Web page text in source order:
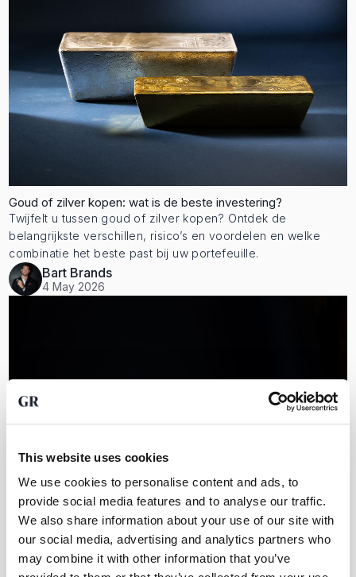
This website uses cookies
We use cookies to personalise content and ads, to
provide social media features and to analyse our traffic.
We also share information about your use of our site with
our social media, advertising and analytics partners who
may combine it with other information that you’ve
Goud of zilver kopen: wat is de beste investering?
Twijfelt u tussen goud of zilver kopen? Ontdek de
belangrijkste verschillen, risico’s en voordelen en welke
combinatie het beste past bij uw portefeuille.
Bart Brands
4 May 2026
Investeren in goud: welke manieren zijn er?
Goud biedt verschillende beleggingsmogelijkheden, van